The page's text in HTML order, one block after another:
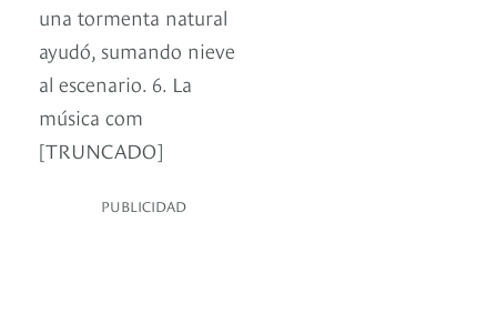
una tormenta natural
ayudó, sumando nieve
al escenario. 6. La
música com
[TRUNCADO]
PUBLICIDAD